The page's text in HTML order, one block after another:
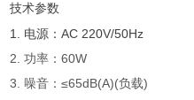
技术参数
1. 电源：AC 220V/50Hz
2. 功率：60W
3. 噪音：≤65dB(A)(负载)